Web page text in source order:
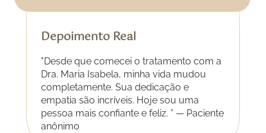
Depoimento Real
"Desde que comecei o tratamento com a
Dra. Maria Isabela, minha vida mudou
completamente. Sua dedicação e
empatia são incríveis. Hoje sou uma
pessoa mais confiante e feliz. ” — Paciente
anônimo